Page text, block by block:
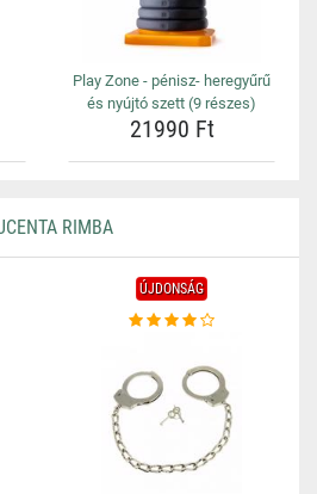
Play Zone - pénisz- heregyűrű
és nyújtó szett (9 részes)
21990 Ft
RIMBA
ÚJDONSÁG